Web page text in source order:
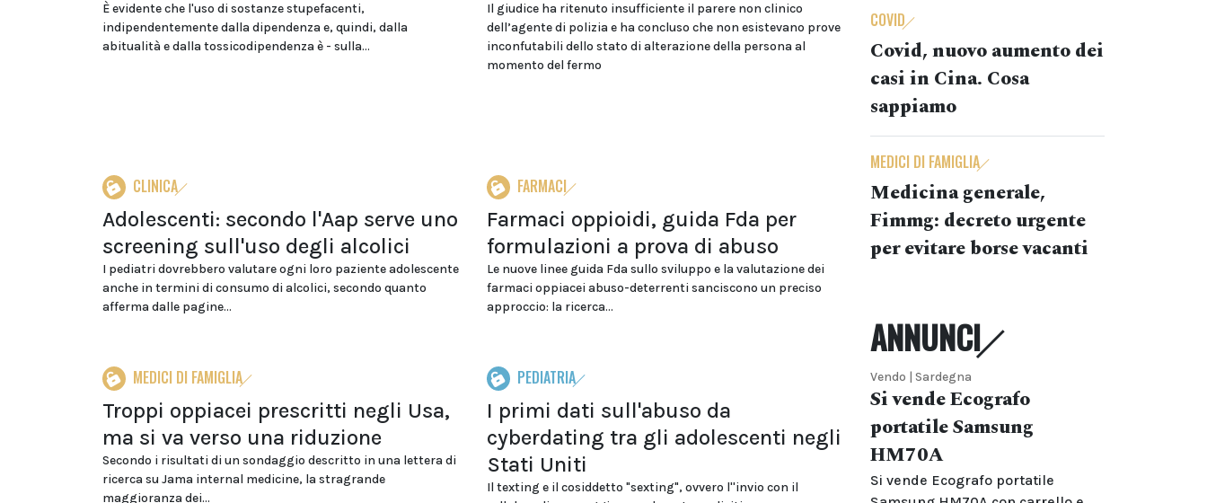
È evidente che l'uso di sostanze stupefacenti,
indipendentemente dalla dipendenza e, quindi, dalla
abitualità e dalla tossicodipendenza è - sulla...
Il giudice ha ritenuto insufficiente il parere non clinico
dell’agente di polizia e ha concluso che non esistevano prove
inconfutabili dello stato di alterazione della persona al
momento del fermo
CLINICA
Adolescenti: secondo l'Aap serve uno
screening sull'uso degli alcolici
I pediatri dovrebbero valutare ogni loro paziente adolescente
anche in termini di consumo di alcolici, secondo quanto
afferma dalle pagine...
FARMACI
Farmaci oppioidi, guida Fda per
formulazioni a prova di abuso
Le nuove linee guida Fda sullo sviluppo e la valutazione dei
farmaci oppiacei abuso-deterrenti sanciscono un preciso
approccio: la ricerca...
MEDICI DI FAMIGLIA
Troppi oppiacei prescritti negli Usa,
ma si va verso una riduzione
Secondo i risultati di un sondaggio descritto in una lettera di
ricerca su Jama internal medicine, la stragrande
maggioranza dei...
PEDIATRIA
I primi dati sull'abuso da
cyberdating tra gli adolescenti negli
Stati Uniti
Il texting e il cosiddetto "sexting", ovvero l''invio con il
COVID
Covid, nuovo aumento dei
casi in Cina. Cosa
sappiamo
MEDICI DI FAMIGLIA
Medicina generale,
Fimmg: decreto urgente
per evitare borse vacanti
ANNUNCI
Vendo | Sardegna
Si vende Ecografo
portatile Samsung
HM70A
Si vende Ecografo portatile